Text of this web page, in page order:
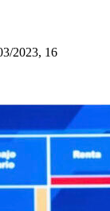
2023, 16